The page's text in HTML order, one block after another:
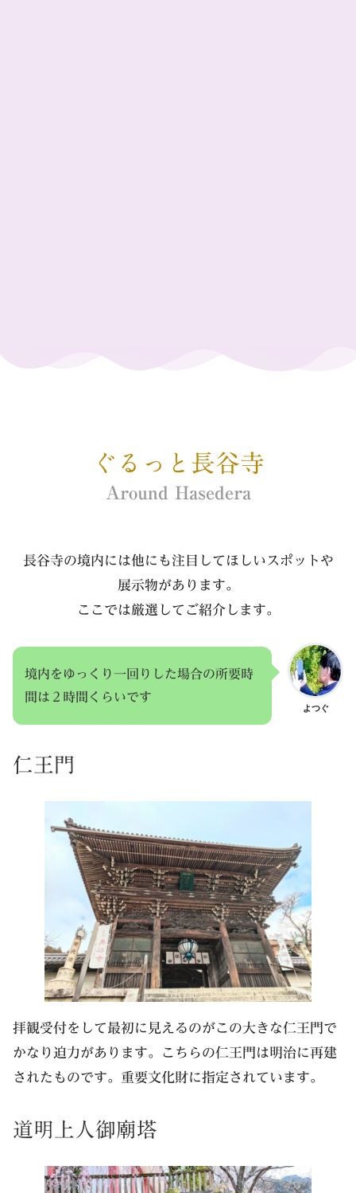
ぐるっと長谷寺
Around Hasedera
長谷寺の境内には他にも注目してほしいスポットや
展示物があります。
ここでは厳選してご紹介します。
よつぐ
境内をゆっくり一回りした場合の所要時
間は２時間くらいです
仁王門
拝観受付をして最初に見えるのがこの大きな仁王門で
かなり迫力があります。こちらの仁王門は明治に再建
されたものです。重要文化財に指定されています。
道明上人御廟塔